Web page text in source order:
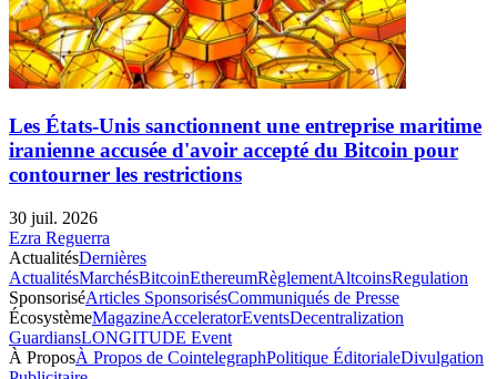
Les États-Unis sanctionnent une entreprise maritime
iranienne accusée d'avoir accepté du Bitcoin pour
contourner les restrictions
30 juil. 2026
Ezra Reguerra
ActualitésDernières
ActualitésMarchésBitcoinEthereumRèglementAltcoinsRegulation
SponsoriséArticles SponsorisésCommuniqués de Presse
ÉcosystèmeMagazineAcceleratorEventsDecentralization
GuardiansLONGITUDE Event
À ProposÀ Propos de CointelegraphPolitique ÉditorialeDivulgation